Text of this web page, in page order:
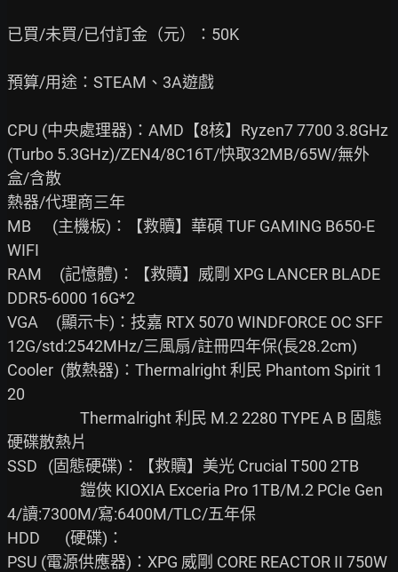
已買/未買/已付訂金（元）：50K
預算/用途：STEAM、3A遊戲
CPU (中央處理器)：AMD【8核】Ryzen7 7700 3.8GHz
(Turbo 5.3GHz)/ZEN4/8C16T/快取32MB/65W/無外
盒/含散
熱器/代理商三年
MB      (主機板)：【救贖】華碩 TUF GAMING B650-E
WIFI
RAM     (記憶體)：【救贖】威剛 XPG LANCER BLADE
DDR5-6000 16G*2
VGA     (顯示卡)：技嘉 RTX 5070 WINDFORCE OC SFF
12G/std:2542MHz/三風扇/註冊四年保(長28.2cm)
Cooler  (散熱器)：Thermalright 利民 Phantom Spirit 1
20
硬碟散熱片
SSD   (固態硬碟)：【救贖】美光 Crucial T500 2TB
4/讀:7300M/寫:6400M/TLC/五年保
HDD       (硬碟)：
PSU (電源供應器)：XPG 威剛 CORE REACTOR II 750W